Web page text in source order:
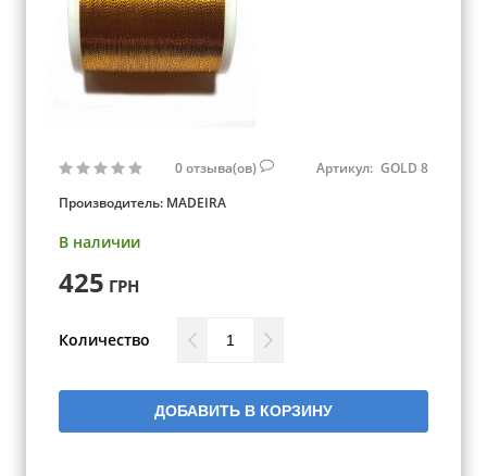
0отзыва(ов) Артикул: GOLD 8
Производитель: MADEIRA
В наличии
425 ГРН
Количество
ДОБАВИТЬ В КОРЗИНУ